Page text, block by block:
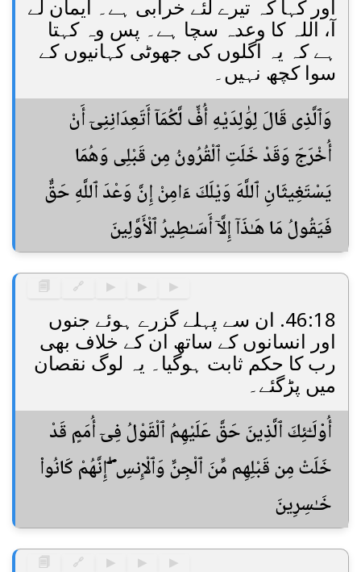
اور کہا کہ تیرے لئے خرابی ہے۔ ایمان لے
آ، اللہ کا وعدہ سچا ہے۔ پس وہ کہتا
ہے کہ یہ اگلوں کی جھوٹی کہانیوں کے
سوا کچھ نہیں۔
وَٱلَّذِى قَالَ لِوَٰلِدَيْهِ أُفٍّ لَّكُمَآ أَتَعِدَانِنِىٓ أَنْ
أُخْرَجَ وَقَدْ خَلَتِ ٱلْقُرُونُ مِن قَبْلِى وَهُمَا
يَسْتَغِيثَانِ ٱللَّهَ وَيْلَكَ ءَامِنْ إِنَّ وَعْدَ ٱللَّهِ حَقٌّ
فَيَقُولُ مَا هَـٰذَآ إِلَّآ أَسَـٰطِيرُ ٱلْأَوَّلِينَ
▶
▶
▶
🔗
🗐
46:18. ان سے پہلے گزرے ہوئے جنوں
اور انسانوں کے ساتھ ان کے خلاف بھی
رب کا حکم ثابت ہوگیا۔ یہ لوگ نقصان
میں پڑگئے۔
أُو۟لَـٰٓئِكَ ٱلَّذِينَ حَقَّ عَلَيْهِمُ ٱلْقَوْلُ فِىٓ أُمَمٍ قَدْ
خَلَتْ مِن قَبْلِهِم مِّنَ ٱلْجِنِّ وَٱلْإِنسِ ۖ إِنَّهُمْ كَانُوا۟
خَـٰسِرِينَ
▶
▶
▶
🔗
🗐